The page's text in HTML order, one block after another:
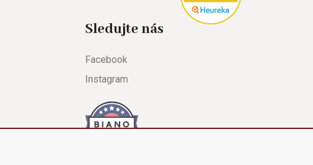
Sledujte nás
Facebook
Instagram